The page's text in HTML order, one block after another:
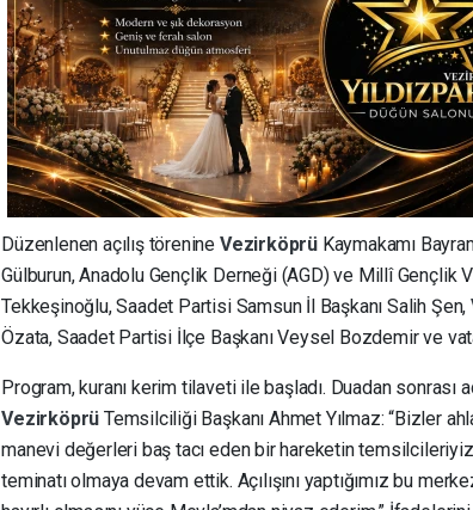
Düzenlenen açılış törenine Vezirköprü Kaymakamı
Gülburun, Anadolu Gençlik Derneği (AGD) ve Millî Gençlik
Tekkeşinoğlu, Saadet Partisi Samsun İl Başkanı Salih Şen,
Özata, Saadet Partisi İlçe Başkanı Veysel Bozdemir ve
Program, kuranı kerim tilaveti ile başladı. Duadan sonrası
Vezirköprü Temsilciliği Başkanı Ahmet Yılmaz: “Bizler
manevi değerleri baş tacı eden bir hareketin
teminatı olmaya devam ettik. Açılışını yaptığımız bu